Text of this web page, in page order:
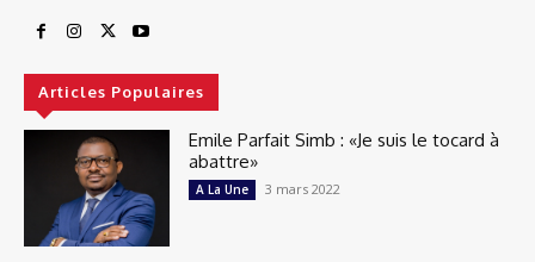
Articles Populaires
Emile Parfait Simb : «Je suis le tocard à
abattre»
A La Une 3 mars 2022